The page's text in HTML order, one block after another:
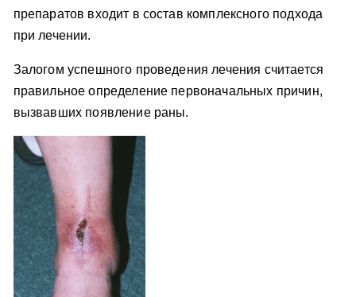
препаратов входит в состав комплексного подхода
при лечении.
Залогом успешного проведения лечения считается
правильное определение первоначальных причин,
вызвавших появление раны.